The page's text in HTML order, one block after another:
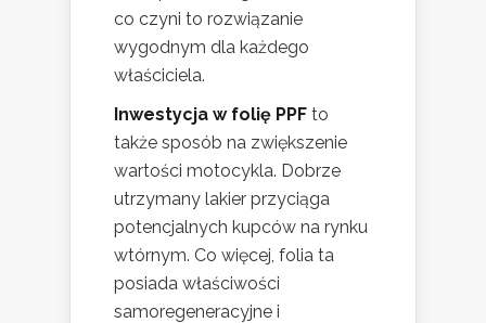
co czyni to rozwiązanie
wygodnym dla każdego
właściciela.
Inwestycja w folię PPF to
także sposób na zwiększenie
wartości motocykla. Dobrze
utrzymany lakier przyciąga
potencjalnych kupców na rynku
wtórnym. Co więcej, folia ta
posiada właściwości
samoregeneracyjne i